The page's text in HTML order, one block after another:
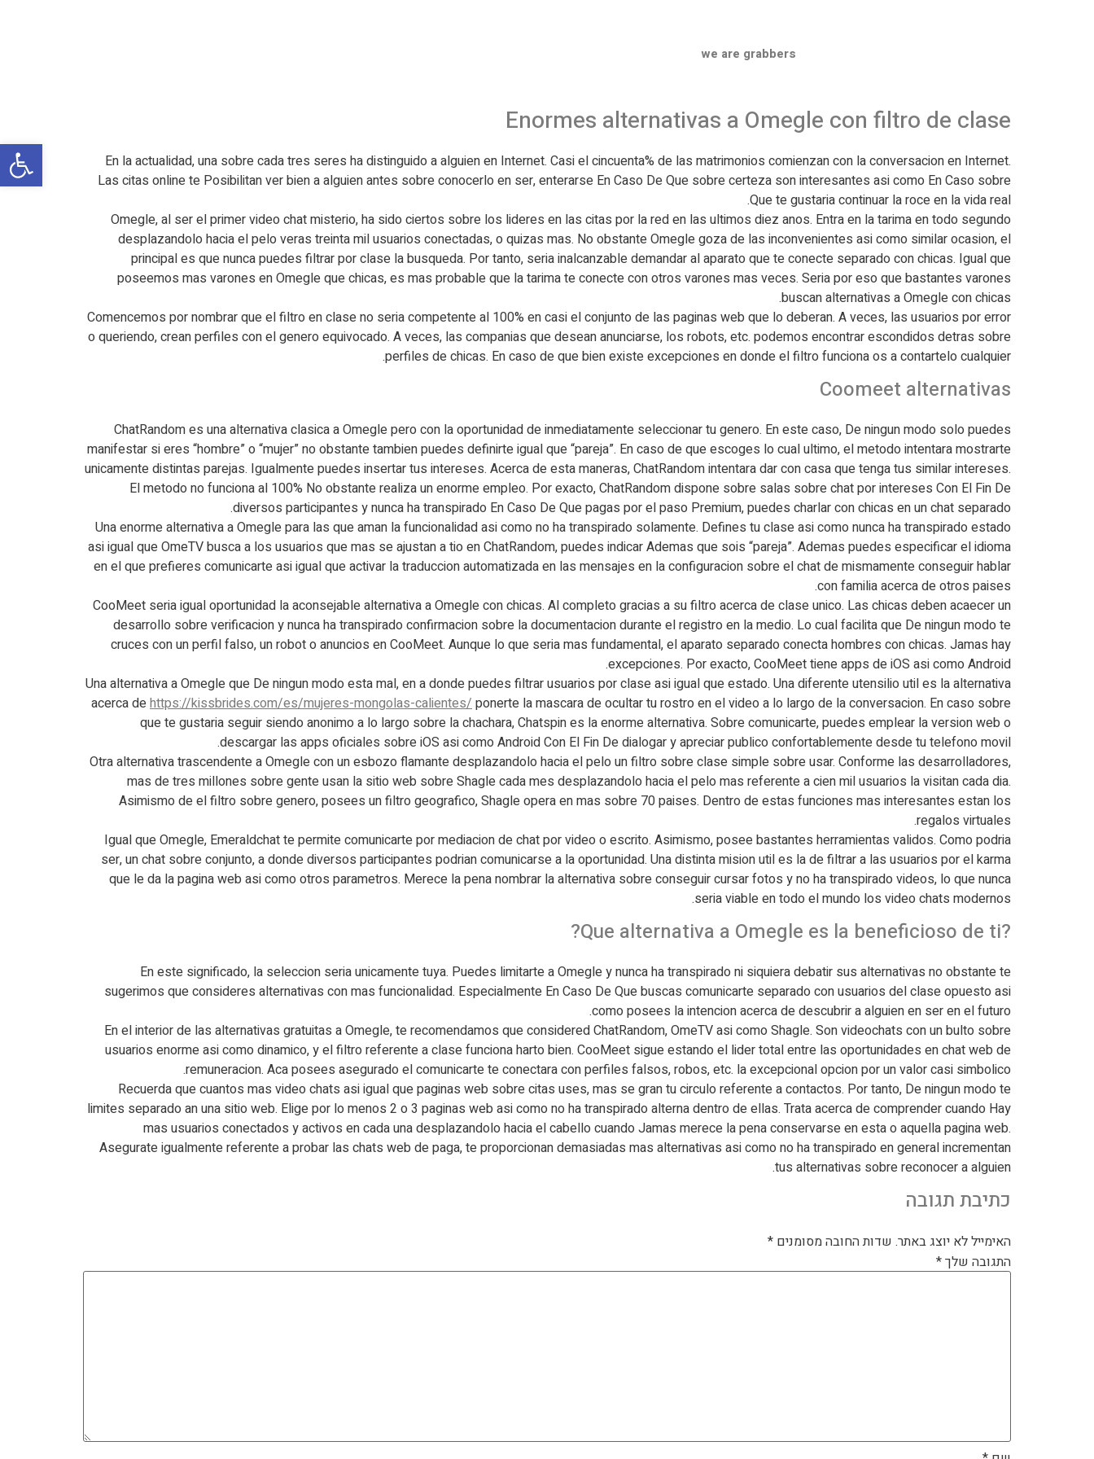
we are grabbers
Enormes alternativas a Omegle con filtro de clase
En la actualidad, una sobre cada tres seres ha distinguido a alguien en Internet. Casi el cincuenta% de las matrimonios comienzan con la conversacion en Internet.
Las citas online te Posibilitan ver bien a alguien antes sobre conocerlo en ser, enterarse En Caso De Que sobre certeza son interesantes asi­ como En Caso sobre
Que te gustaria continuar la roce en la vida real.
Omegle, al ser el primer video chat misterio, ha sido ciertos sobre los lideres en las citas por la red en las ultimos diez anos. Entra en la tarima en todo segundo
desplazandolo hacia el pelo veras treinta mil usuarios conectadas, o quizas mas. No obstante Omegle goza de las inconvenientes asi­ como similar ocasion, el
principal es que nunca puedes filtrar por clase la busqueda. Por tanto, seria inalcanzable demandar al aparato que te conecte separado con chicas. Igual que
poseemos mas varones en Omegle que chicas, es mas probable que la tarima te conecte con otros varones mas veces. Seria por eso que bastantes varones
buscan alternativas a Omegle con chicas.
Comencemos por nombrar que el filtro en clase no seria competente al 100% en casi el conjunto de las paginas web que lo deberan. A veces, las usuarios por error
o queriendo, crean perfiles con el genero equivocado. A veces, las companias que desean anunciarse, los robots, etc. podemos encontrar escondidos detras sobre
perfiles de chicas. En caso de que bien existe excepciones en donde el filtro funciona os a contartelo cualquier.
Coomeet alternativas
ChatRandom es una alternativa clasica a Omegle pero con la oportunidad de inmediatamente seleccionar tu genero. En este caso, De ningun modo solo puedes
manifestar si eres “hombre” o “mujer” no obstante tambien puedes definirte igual que “pareja”. En caso de que escoges lo cual ultimo, el metodo intentara mostrarte
unicamente distintas parejas. Igualmente puedes insertar tus intereses. Acerca de esta maneras, ChatRandom intentara dar con casa que tenga tus similar intereses.
El metodo no funciona al 100% No obstante realiza un enorme empleo. Por exacto, ChatRandom dispone sobre salas sobre chat por intereses Con El Fin De
diversos participantes y nunca ha transpirado En Caso De Que pagas por el paso Premium, puedes charlar con chicas en un chat separado.
Una enorme alternativa a Omegle para las que aman la funcionalidad asi­ como no ha transpirado solamente. Defines tu clase asi­ como nunca ha transpirado estado
asi igual que OmeTV busca a los usuarios que mas se ajustan a tio en ChatRandom, puedes indicar Ademas que sois “pareja”. Ademas puedes especificar el idioma
en el que prefieres comunicarte asi igual que activar la traduccion automatizada en las mensajes en la configuracion sobre el chat de mismamente conseguir hablar
con familia acerca de otros paises.
CooMeet seria igual oportunidad la aconsejable alternativa a Omegle con chicas. Al completo gracias a su filtro acerca de clase unico. Las chicas deben acaecer un
desarrollo sobre verificacion y nunca ha transpirado confirmacion sobre la documentacion durante el registro en la medio. Lo cual facilita que De ningun modo te
cruces con un perfil falso, un robot o anuncios en CooMeet. Aunque lo que seria mas fundamental, el aparato separado conecta hombres con chicas. Jamas hay
excepciones. Por exacto, CooMeet tiene apps de iOS asi­ como Android.
Una alternativa a Omegle que De ningun modo esta mal, en a donde puedes filtrar usuarios por clase asi igual que estado. Una diferente utensilio util es la alternativa
acerca dehttps://kissbrides.com/es/mujeres-mongolas-calientes/ponerte la mascara de ocultar tu rostro en el video a lo largo de la conversacion. En caso sobre
que te gustaria seguir siendo anonimo a lo largo sobre la chachara, Chatspin es la enorme alternativa. Sobre comunicarte, puedes emplear la version web o
descargar las apps oficiales sobre iOS asi como Android Con El Fin De dialogar y apreciar publico confortablemente desde tu telefono movil.
Otra alternativa trascendente a Omegle con un esbozo flamante desplazandolo hacia el pelo un filtro sobre clase simple sobre usar. Conforme las desarrolladores,
mas de tres millones sobre gente usan la sitio web sobre Shagle cada mes desplazandolo hacia el pelo mas referente a cien mil usuarios la visitan cada dia.
Asimismo de el filtro sobre genero, posees un filtro geografico, Shagle opera en mas sobre 70 paises. Dentro de estas funciones mas interesantes estan los
regalos virtuales.
Igual que Omegle, Emeraldchat te permite comunicarte por mediacion de chat por video o escrito. Asimismo, posee bastantes herramientas validos. Como podri­a
ser, un chat sobre conjunto, a donde diversos participantes podri­an comunicarse a la oportunidad. Una distinta mision util es la de filtrar a las usuarios por el karma
que le da la pagina web asi como otros parametros. Merece la pena nombrar la alternativa sobre conseguir cursar fotos y no ha transpirado videos, lo que nunca
seria viable en todo el mundo los video chats modernos.
?Que alternativa a Omegle es la beneficioso de ti?
En este significado, la seleccion seria unicamente tuya. Puedes limitarte a Omegle y nunca ha transpirado ni siquiera debatir sus alternativas no obstante te
sugerimos que consideres alternativas con mas funcionalidad. Especialmente En Caso De Que buscas comunicarte separado con usuarios del clase opuesto asi
como posees la intencion acerca de descubrir a alguien en ser en el futuro.
En el interior de las alternativas gratuitas a Omegle, te recomendamos que considered ChatRandom, OmeTV asi como Shagle. Son videochats con un bulto sobre
usuarios enorme asi como dinamico, y el filtro referente a clase funciona harto bien. CooMeet sigue estando el lider total entre las oportunidades en chat web de
remuneracion. Aca posees asegurado el comunicarte te conectara con perfiles falsos, robos, etc. la excepcional opcion por un valor casi simbolico.
Recuerda que cuantos mas video chats asi igual que paginas web sobre citas uses, mas se gran tu circulo referente a contactos. Por tanto, De ningun modo te
limites separado an una sitio web. Elige por lo menos 2 o 3 paginas web asi­ como no ha transpirado alterna dentro de ellas. Trata acerca de comprender cuando Hay
mas usuarios conectados y activos en cada una desplazandolo hacia el cabello cuando Jamas merece la pena conservarse en esta o aquella pagina web.
Asegurate igualmente referente a probar las chats web de paga, te proporcionan demasiadas mas alternativas asi­ como no ha transpirado en general incrementan
tus alternativas sobre reconocer a alguien.
כתיבת תגובה
האימייל לא יוצג באתר. שדות החובה מסומנים *
התגובה שלך*